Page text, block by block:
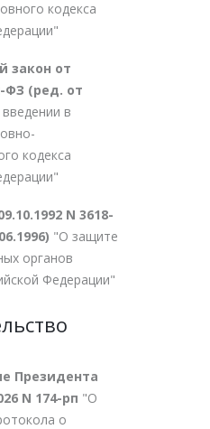
кодекса
закон от
ФЗ (ред. от
в
кодекса
N 3618-
"О защите
органов
Федерации"
Президента
N 174-рп "О
о